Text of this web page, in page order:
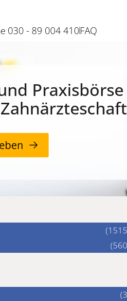
030 - 89 004 410FAQ